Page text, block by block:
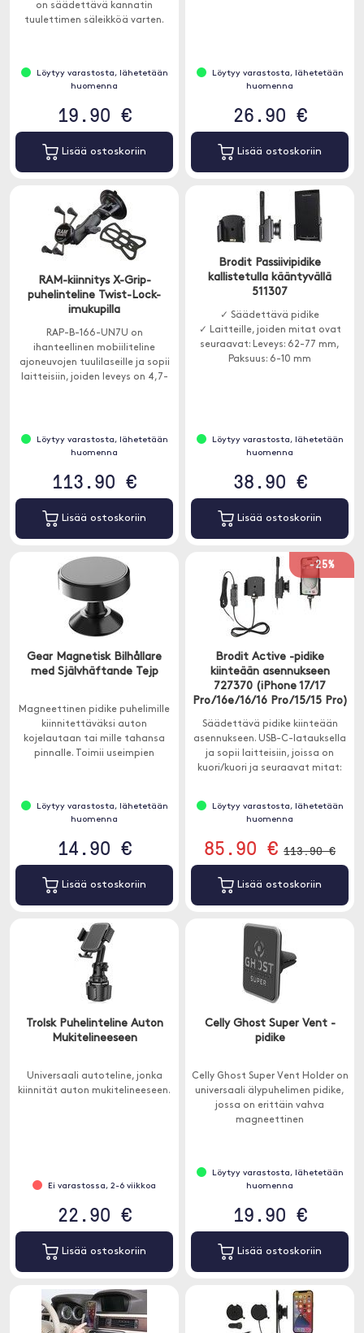
on säädettävä kannatin
tuulettimen säleikköä varten.
Löytyy varastosta, lähetetään
huomenna
19.90 €
Lisää ostoskoriin
Löytyy varastosta, lähetetään
huomenna
26.90 €
Lisää ostoskoriin
RAM-kiinnitys X-Grip-
puhelinteline Twist-Lock-
imukupilla
RAP-B-166-UN7U on
ihanteellinen mobiiliteline
ajoneuvojen tuulilaseille ja sopii
laitteisiin, joiden leveys on 4,7-
Löytyy varastosta, lähetetään
huomenna
113.90 €
Lisää ostoskoriin
Brodit Passiivipidike
kallistetulla kääntyvällä
511307
✓ Säädettävä pidike
✓ Laitteille, joiden mitat ovat
seuraavat: Leveys: 62-77 mm,
Paksuus: 6-10 mm
Löytyy varastosta, lähetetään
huomenna
38.90 €
Lisää ostoskoriin
Gear Magnetisk Bilhållare
med Självhäftande Tejp
Magneettinen pidike puhelimille
kiinnitettäväksi auton
kojelautaan tai mille tahansa
pinnalle. Toimii useimpien
Löytyy varastosta, lähetetään
huomenna
14.90 €
Lisää ostoskoriin
-25%
Brodit Active -pidike
kiinteään asennukseen
727370 (iPhone 17/17
Pro/16e/16/16 Pro/15/15 Pro)
Säädettävä pidike kiinteään
asennukseen. USB-C-latauksella
ja sopii laitteisiin, joissa on
kuori/kuori ja seuraavat mitat:
Löytyy varastosta, lähetetään
huomenna
85.90 € 113.90 €
Lisää ostoskoriin
Trolsk Puhelinteline Auton
Mukitelineeseen
Universaali autoteline, jonka
kiinnität auton mukitelineeseen.
Ei varastossa, 2-6 viikkoa
22.90 €
Lisää ostoskoriin
Celly Ghost Super Vent -
pidike
Celly Ghost Super Vent Holder on
universaali älypuhelimen pidike,
jossa on erittäin vahva
magneettinen
Löytyy varastosta, lähetetään
huomenna
19.90 €
Lisää ostoskoriin